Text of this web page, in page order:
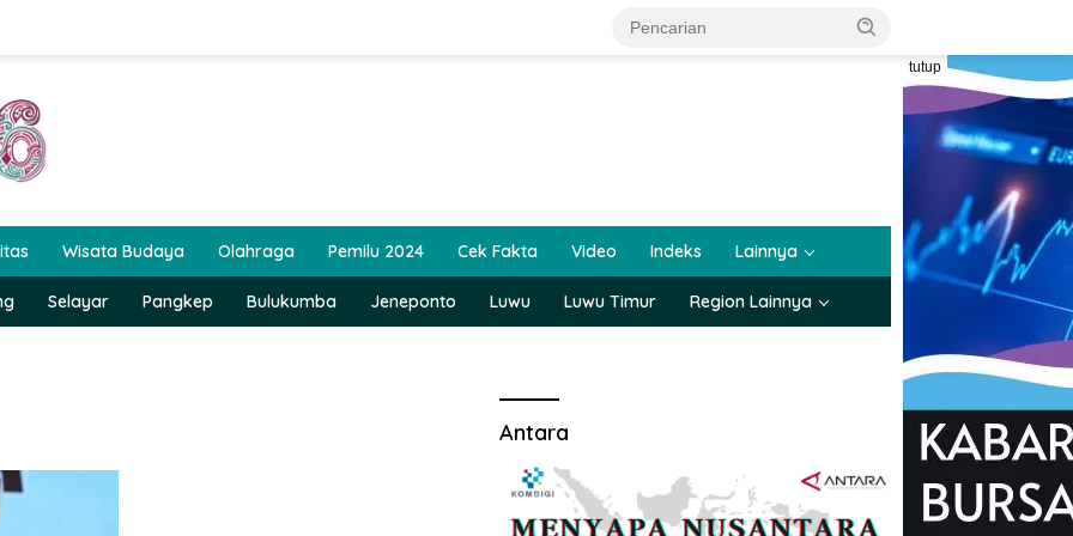
tutup
Wisata Budaya Olahraga Pemilu 2024 Cek Fakta Video Indeks Lainnya
Selayar Pangkep Bulukumba Jeneponto Luwu Luwu Timur Region Lainnya
Antara